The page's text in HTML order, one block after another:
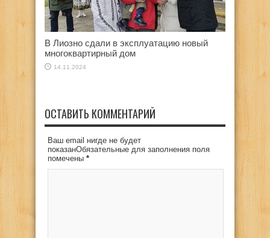
В Лиозно сдали в эксплуатацию новый
многоквартирный дом
14.11.2024
ОСТАВИТЬ КОММЕНТАРИЙ
Ваш email нигде не будет
показанОбязательные для заполнения поля
помечены *